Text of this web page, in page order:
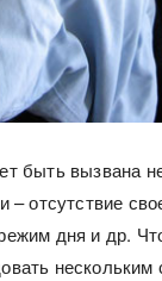
быть вызвана
– отсутствие
дня и др.
нескольким